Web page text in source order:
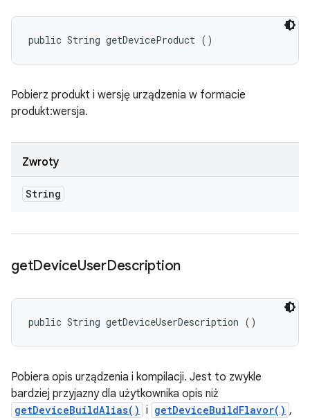
public String getDeviceProduct ()
Pobierz produkt i wersję urządzenia w formacie
produkt:wersja.
Zwroty
String
getDeviceUserDescription
public String getDeviceUserDescription ()
Pobiera opis urządzenia i kompilacji. Jest to zwykle
bardziej przyjazny dla użytkownika opis niż
getDeviceBuildAlias() i getDeviceBuildFlavor() ,